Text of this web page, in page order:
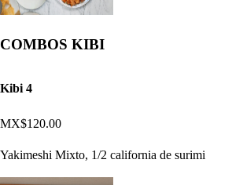
COMBOS KIBI
Kibi 4
MX$120.00
Yakimeshi Mixto, 1/2 california de surimi